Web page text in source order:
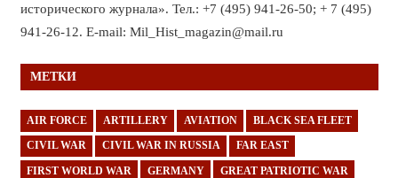
исторического журнала». Тел.: +7 (495) 941-26-50; + 7 (495)
941-26-12. E-mail: Mil_Hist_magazin@mail.ru
МЕТКИ
AIR FORCE ARTILLERY AVIATION BLACK SEA FLEET
CIVIL WAR CIVIL WAR IN RUSSIA FAR EAST
FIRST WORLD WAR GERMANY GREAT PATRIOTIC WAR